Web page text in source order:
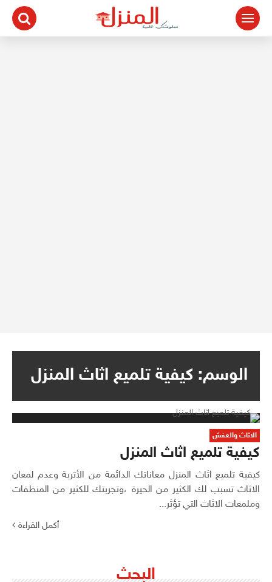
التجاوز
المحتوى
الوسم: كيفية تلميع اثاث المنزل
الاثاث والعفش
كيفية تلميع اثاث المنزل
كيفية تلميع اثاث المنزل معاناتك الدائمة من الأتربة وعدم لمعان
الاثاث تسبب لك الكثير من الحيرة ،وتجربتك للكثير من المنظفات
وملمعات الاثاث التي تؤثر...
أكمل القراءة
البحث